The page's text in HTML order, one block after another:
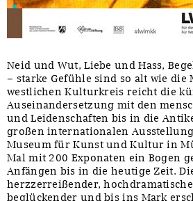
Neid und Wut, Liebe und Hass,
– starke Gefühle sind so alt wie die
westlichen Kulturkreis reicht die
Auseinandersetzung mit den
und Leidenschaften bis in die
großen internationalen
Museum für Kunst und Kultur in
Mal mit 200 Exponaten ein Bogen
Anfängen bis in die heutige Zeit.
herzzerreißender,
beglückender und bis ins Mark